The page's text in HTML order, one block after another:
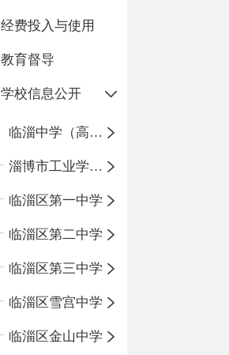
经费投入与使用
教育督导
学校信息公开
临淄中学（高中）
淄博市工业学校（中职学校）
临淄区第一中学
临淄区第二中学
临淄区第三中学
临淄区雪宫中学
临淄区金山中学